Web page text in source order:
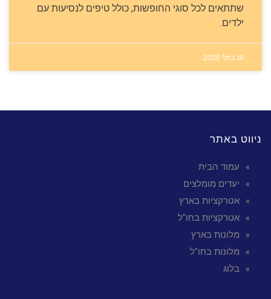
שתתאים לכל סוגי החופשות, כולל טיפים לנסיעות עם
ילדים.
10 ביולי 2025
ניווט באתר
עמוד הבית
יעדים מומלצים
אטרקציות בארץ
אטרקציות בחו"ל
מלונות בארץ
מלונות בחו"ל
בלוג